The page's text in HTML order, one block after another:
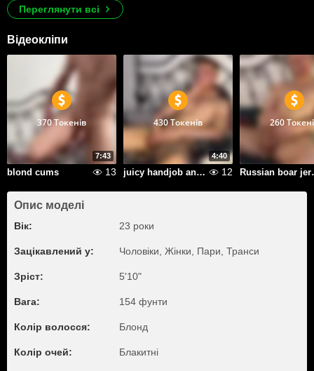
Переглянути всі
Відеокліпи
7:43
370 Токенів
blond cums 13
4:40
430 Токенів
juicy handjob and powerful sperm 12
260
Опис моделі
Вік: 23 роки
Зацікавлений у: Чоловіки, Жiнки, Пари, Транси
Зріст: 5'10"
Вага: 154 фунти
Колір волосся: Блонд
Колір очей: Блакитні